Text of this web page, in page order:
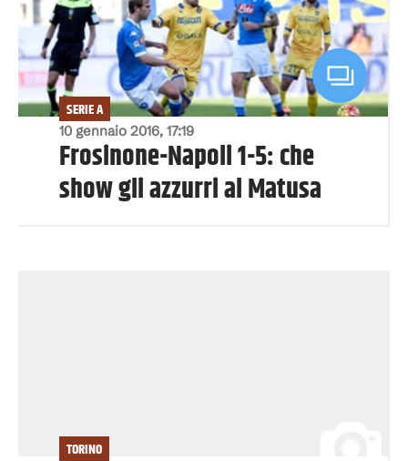
10 gennaio 2016, 17:19
SERIE A
Frosinone-Napoli 1-5: che
show gli azzurri al Matusa
TORINO